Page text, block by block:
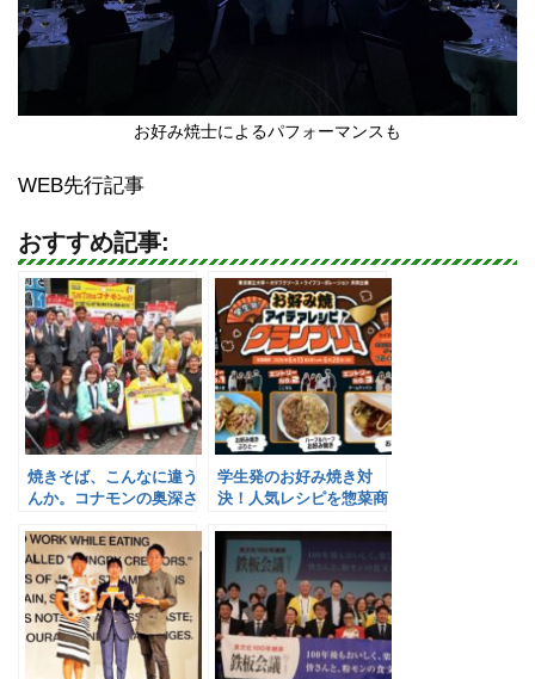
お好み焼士によるパフォーマンスも
WEB先行記事
おすすめ記事:
焼きそば、こんなに違う
んか。コナモンの奥深さ
学生発のお好み焼き対
決！人気レシピを惣菜商